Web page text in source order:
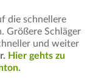
die schnellere
Größere Schläger
und weiter
Hier gehts zu